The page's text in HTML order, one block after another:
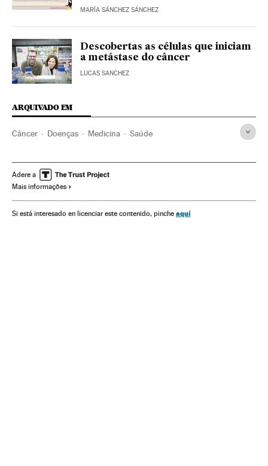
MARÍA SÁNCHEZ SÁNCHEZ
Descobertas as células que iniciam
a metástase do câncer
LUCAS SANCHEZ
ARQUIVADO EM
Câncer Doenças Medicina Saúde
Adere a
Mais informações
Si está interesado en licenciar este contenido, pinche aquí